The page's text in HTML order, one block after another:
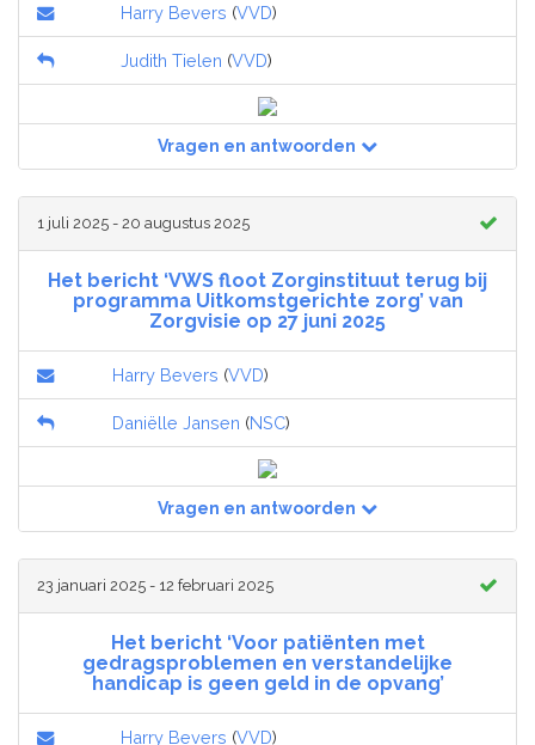
Harry Bevers (VVD)
Judith Tielen (VVD)
Vragen en antwoorden
1 juli 2025 - 20 augustus 2025
Het bericht ‘VWS floot Zorginstituut terug bij
programma Uitkomstgerichte zorg’ van
Zorgvisie op 27 juni 2025
Harry Bevers (VVD)
Daniëlle Jansen (NSC)
Vragen en antwoorden
23 januari 2025 - 12 februari 2025
Het bericht ‘Voor patiënten met
gedragsproblemen en verstandelijke
handicap is geen geld in de opvang’
Harry Bevers (VVD)